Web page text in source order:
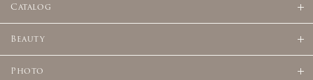
Catalog
Beauty
Photo